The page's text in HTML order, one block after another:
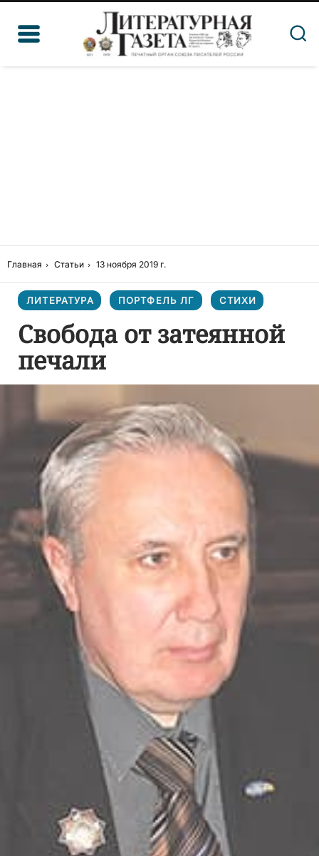
Главная Статьи 13 ноября 2019 г.
ЛИТЕРАТУРА ПОРТФЕЛЬ ЛГ СТИХИ
Свобода от затеянной
печали